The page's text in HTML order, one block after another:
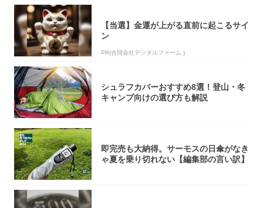
【当選】金運が上がる直前に起こるサイ
ン
PR(合同会社デジタルファーム )
シュラフカバーおすすめ8選！登山・冬
キャンプ向けの選び方も解説
即完売も大納得。サーモスの日傘がなき
ゃ夏を乗り切れない【編集部の言い訳】